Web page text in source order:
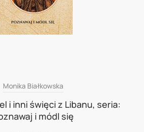
Monika Białkowska
i inni święci z Libanu, seria:
i módl się